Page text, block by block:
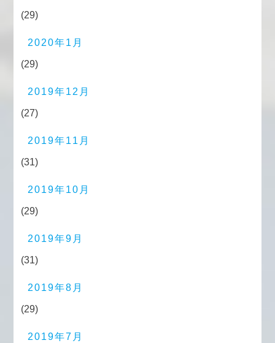
(29)
2020年1月
(29)
2019年12月
(27)
2019年11月
(31)
2019年10月
(29)
2019年9月
(31)
2019年8月
(29)
2019年7月